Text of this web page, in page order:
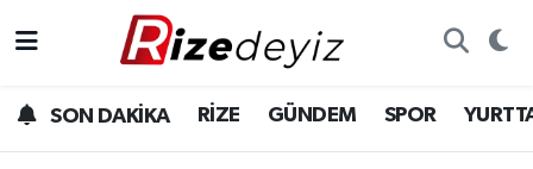
SON DAKİKA RİZE GÜNDEM SPOR
Gündem
Rize Hava Durumu